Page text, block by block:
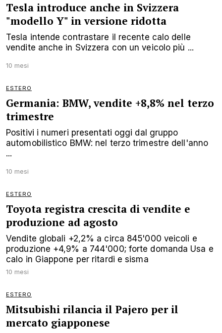
Tesla introduce anche in Svizzera
"modello Y" in versione ridotta
Tesla intende contrastare il recente calo delle
vendite anche in Svizzera con un veicolo più ...
10 mesi
ESTERO
Germania: BMW, vendite +8,8% nel terzo
trimestre
Positivi i numeri presentati oggi dal gruppo
automobilistico BMW: nel terzo trimestre dell'anno
...
10 mesi
ESTERO
Toyota registra crescita di vendite e
produzione ad agosto
Vendite globali +2,2% a circa 845'000 veicoli e
produzione +4,9% a 744'000; forte domanda Usa e
calo in Giappone per ritardi e sisma
10 mesi
ESTERO
Mitsubishi rilancia il Pajero per il
mercato giapponese